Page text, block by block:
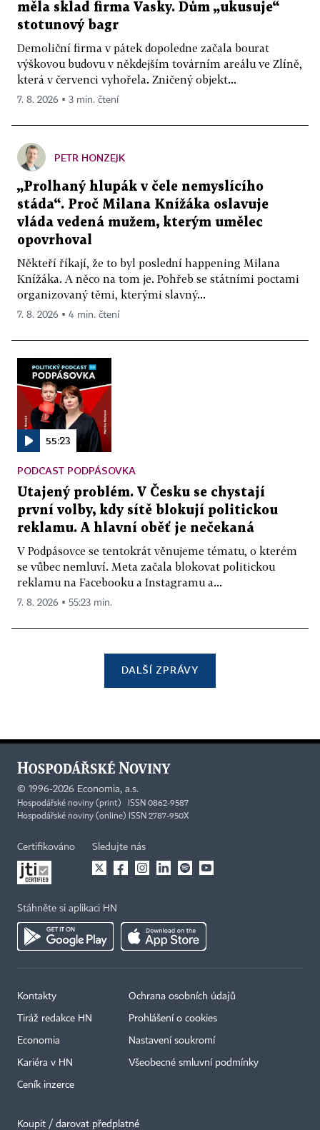
měla sklad firma Vasky. Dům „ukusuje“
stotunový bagr
Demoliční firma v pátek dopoledne začala bourat
výškovou budovu v někdejším továrním areálu ve Zlíně,
která v červenci vyhořela. Zničený objekt...
7. 8. 2026 ▪ 3 min. čtení
PETR HONZEJK
„Prolhaný hlupák v čele nemyslícího
stáda“. Proč Milana Knížáka oslavuje
vláda vedená mužem, kterým umělec
opovrhoval
Někteří říkají, že to byl poslední happening Milana
Knížáka. A něco na tom je. Pohřeb se státními poctami
organizovaný těmi, kterými slavný...
7. 8. 2026 ▪ 4 min. čtení
55:23
PODCAST PODPÁSOVKA
Utajený problém. V Česku se chystají
první volby, kdy sítě blokují politickou
reklamu. A hlavní oběť je nečekaná
V Podpásovce se tentokrát věnujeme tématu, o kterém
se vůbec nemluví. Meta začala blokovat politickou
reklamu na Facebooku a Instagramu a...
7. 8. 2026 ▪ 55:23 min.
DALŠÍ ZPRÁVY
© 1996-2026 Economia, a.s.
Hospodářské noviny (print) ISSN 0862-9587
Hospodářské noviny (online) ISSN 2787-950X
Certifikováno Sledujte nás
Stáhněte si aplikaci HN
Kontakty
Tiráž redakce HN
Economia
Kariéra v HN
Ceník inzerce
Ochrana osobních údajů
Prohlášení o cookies
Nastavení soukromí
Všeobecné smluvní podmínky
Koupit / darovat předplatné